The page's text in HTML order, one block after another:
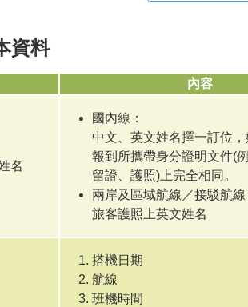
資料
內容
名
國內線：
中文、英文姓名擇一訂位
報到所攜帶身分證明文件(
留證、護照)上完全相同。
兩岸及區域航線／接駁航線
旅客護照上英文姓名
搭機日期
航線
班機時間